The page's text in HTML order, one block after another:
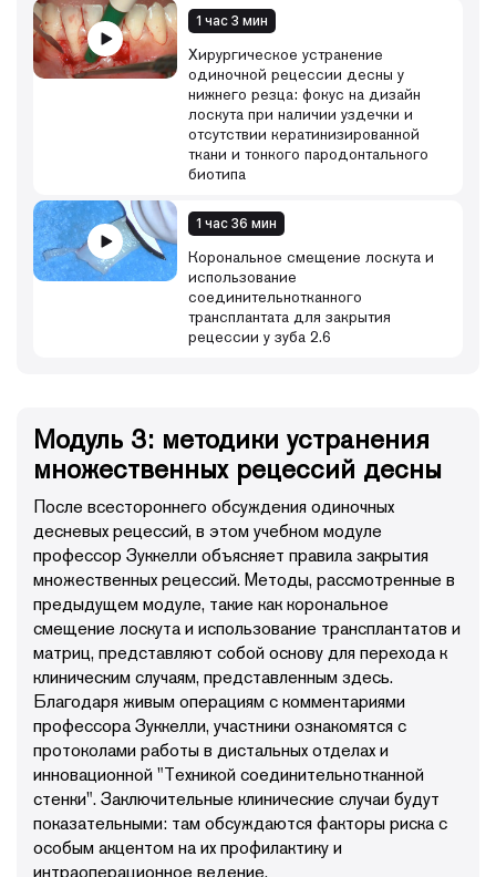
1 час 3 мин
Хирургическое устранение
одиночной рецессии десны у
нижнего резца: фокус на дизайн
лоскута при наличии уздечки и
отсутствии кератинизированной
ткани и тонкого пародонтального
биотипа
1 час 36 мин
Корональное смещение лоскута и
использование
соединительнотканного
трансплантата для закрытия
рецессии у зуба 2.6
Модуль 3: методики устранения
множественных рецессий десны
После всестороннего обсуждения одиночных
десневых рецессий, в этом учебном модуле
профессор Зуккелли объясняет правила закрытия
множественных рецессий. Методы, рассмотренные в
предыдущем модуле, такие как корональное
смещение лоскута и использование трансплантатов и
матриц, представляют собой основу для перехода к
клиническим случаям, представленным здесь.
Благодаря живым операциям с комментариями
профессора Зуккелли, участники ознакомятся с
протоколами работы в дистальных отделах и
инновационной "Техникой соединительнотканной
стенки". Заключительные клинические случаи будут
показательными: там обсуждаются факторы риска с
особым акцентом на их профилактику и
интраоперационное ведение.